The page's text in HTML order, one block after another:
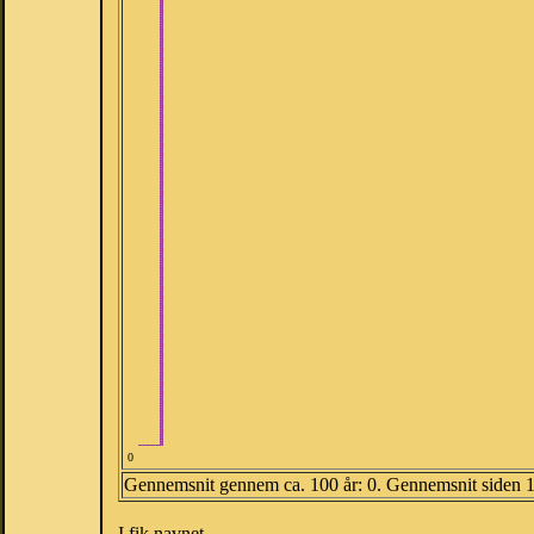
0
Gennemsnit gennem ca. 100 år: 0. Gennemsnit siden